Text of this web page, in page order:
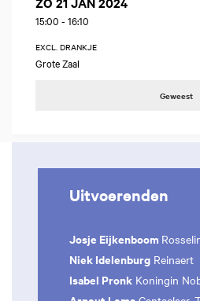
15:00 - 16:10
EXCL. DRANKJE
Grote Zaal
Geweest
Uitvoerenden
Josje Eijkenboom
Niek Idelenburg Reinaert
Isabel Pronk Koningin